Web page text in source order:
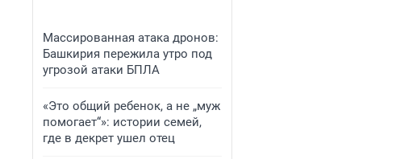
Массированная атака дронов:
Башкирия пережила утро под
угрозой атаки БПЛА
«Это общий ребенок, а не „муж
помогает“»: истории семей,
где в декрет ушел отец